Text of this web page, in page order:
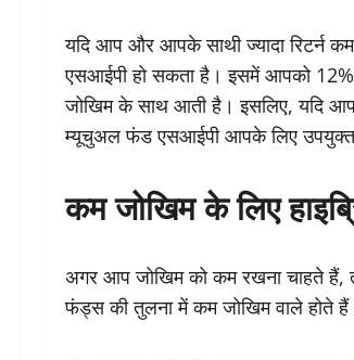
यदि आप और आपके साथी ज्यादा रिटर्न
एसआईपी हो सकता है। इसमें आपको 12%
जोखिम के साथ आती है। इसलिए, यदि
म्यूचुअल फंड एसआईपी आपके लिए उपयुक्त
कम जोखिम के लिए
अगर आप जोखिम को कम रखना चाहते हैं,
फंड्स की तुलना में कम जोखिम वाले होते